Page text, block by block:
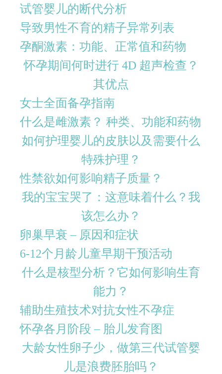
试管婴儿的断代分析
导致男性不育的精子异常列表
孕酮激素：功能、正常值和药物
怀孕期间何时进行 4D 超声检查？
其优点
女士全面备孕指南
什么是雌激素？ 种类、功能和药物
如何护理婴儿的皮肤以及需要什么
特殊护理？
性禁欲如何影响精子质量？
我的宝宝哭了：这意味着什么？我
该怎么办？
卵巢早衰 – 原因和症状
6-12个月龄儿童早期干预活动
什么是核型分析？它如何影响生育
能力？
辅助生殖技术对抗女性不孕症
怀孕各月阶段 – 胎儿发育图
大龄女性卵子少，做第三代试管婴
儿是浪费胚胎吗？